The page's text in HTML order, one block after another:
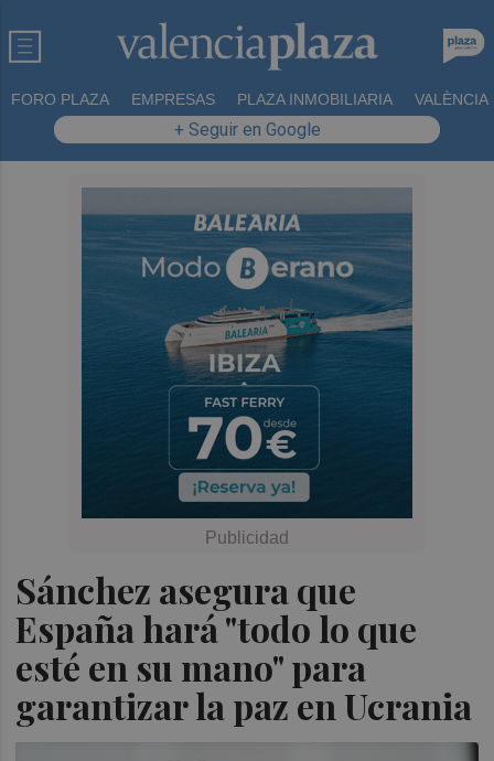
FORO PLAZA EMPRESAS PLAZA INMOBILIARIA VALÈNCIA
+ Seguir en Google
Sánchez asegura que
España hará "todo lo que
esté en su mano" para
garantizar la paz en Ucrania